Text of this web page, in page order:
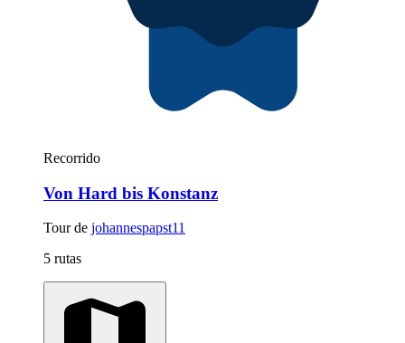
Recorrido
Von Hard bis Konstanz
Tour de johannespapst11
5 rutas